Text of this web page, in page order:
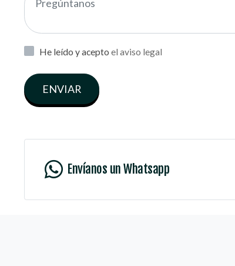
He leído y acepto el aviso legal
ENVIAR
Envíanos un Whatsapp